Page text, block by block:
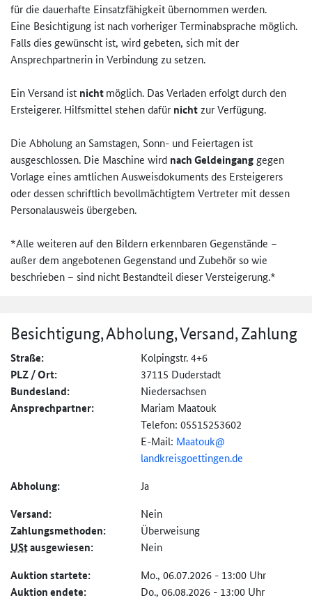
für die dauerhafte Einsatzfähigkeit übernommen werden.
Eine Besichtigung ist nach vorheriger Terminabsprache möglich.
Falls dies gewünscht ist, wird gebeten, sich mit der
Ansprechpartnerin in Verbindung zu setzen.
Ein Versand ist nichtmöglich. Das Verladen erfolgt durch den
Ersteigerer. Hilfsmittel stehen dafür nichtzur Verfügung.
Die Abholung an Samstagen, Sonn- und Feiertagen ist
ausgeschlossen. Die Maschine wird nach Geldeingang gegen
Vorlage eines amtlichen Ausweisdokuments des Ersteigerers
oder dessen schriftlich bevollmächtigtem Vertreter mit dessen
Personalausweis übergeben.
*Alle weiteren auf den Bildern erkennbaren Gegenstände –
außer dem angebotenen Gegenstand und Zubehör so wie
beschrieben – sind nicht Bestandteil dieser Versteigerung.*
Besichtigung, Abholung, Versand, Zahlung
Straße: Kolpingstr. 4+6
PLZ / Ort: 37115 Duderstadt
Bundesland: Niedersachsen
Ansprechpartner:
Mariam Maatouk
Telefon: 05515253602
E-Mail: Maatouk@
landkreisgoettingen.de
Abholung: Ja
Versand: Nein
Zahlungs­methoden: Überweisung
UStausgewiesen: Nein
Auktion startete: Mo., 06.07.2026 - 13:00 Uhr
Auktion endete: Do., 06.08.2026 - 13:00 Uhr